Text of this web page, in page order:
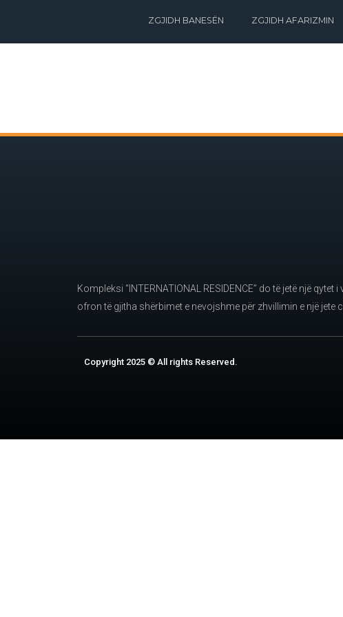
ZGJIDH BANESËN ZGJIDH AFARIZMIN
Kompleksi “INTERNATIONAL RESIDENCE” do të jetë një qytet i
ofron të gjitha shërbimet e nevojshme për zhvillimin e një jete
Copyright 2025 © All rights Reserved.